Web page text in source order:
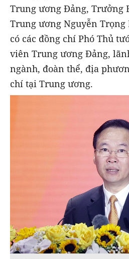
Trung ương Đảng, Trưởng
Trung ương Nguyễn
có các đồng chí Phó Thủ
viên Trung ương Đảng,
ngành, đoàn thể, địa
chí tại Trung ương.